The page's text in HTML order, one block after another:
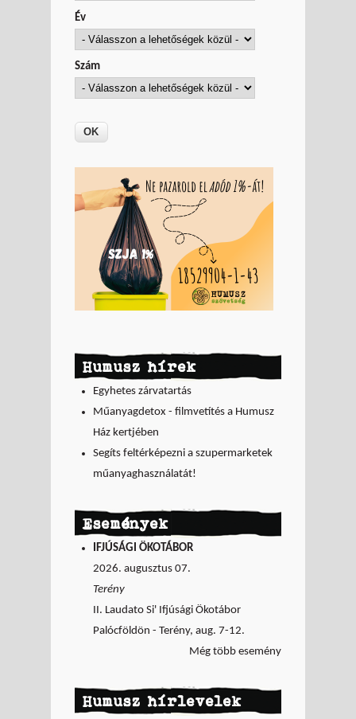
Év
Szám
Humusz hírek
Egyhetes zárvatartás
Műanyagdetox - filmvetítés a Humusz
Ház kertjében
Segíts feltérképezni a szupermarketek
műanyaghasználatát!
Események
IFJÚSÁGI ÖKOTÁBOR
2026. augusztus 07.
Terény
II. Laudato Si' Ifjúsági Ökotábor
Palócföldön - Terény, aug. 7-12.
Még több esemény
Humusz hírlevelek